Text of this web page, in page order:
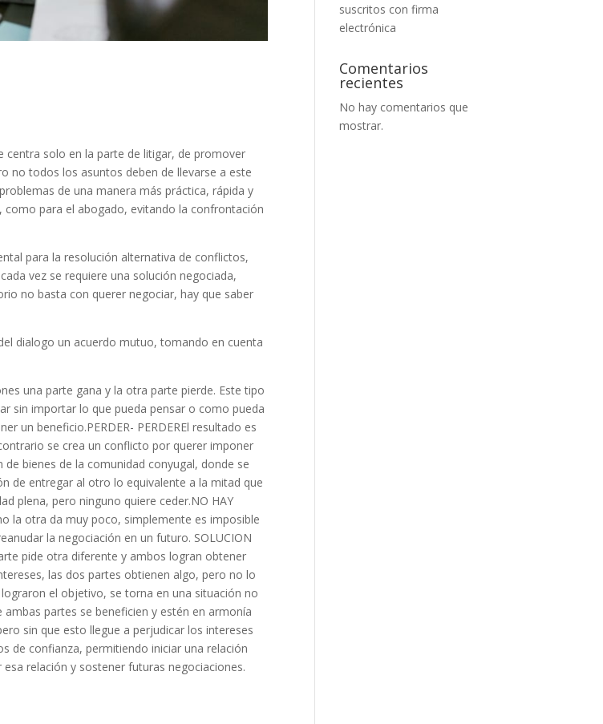
centra solo en la parte de litigar, de promover
no todos los asuntos deben de llevarse a este
de una manera más práctica, rápida y
para el abogado, evitando la confrontación
para la resolución alternativa de conflictos,
vez se requiere una solución negociada,
no basta con querer negociar, hay que saber
dialogo un acuerdo mutuo, tomando en cuenta
una parte gana y la otra parte pierde. Este tipo
sin importar lo que pueda pensar o como pueda
un beneficio.PERDER- PERDEREl resultado es
se crea un conflicto por querer imponer
bienes de la comunidad conyugal, donde se
de entregar al otro lo equivalente a la mitad que
plena, pero ninguno quiere ceder.NO HAY
la otra da muy poco, simplemente es imposible
la negociación en un futuro. SOLUCION
pide otra diferente y ambos logran obtener
las dos partes obtienen algo, pero no lo
el objetivo, se torna en una situación no
ambas partes se beneficien y estén en armonía
sin que esto llegue a perjudicar los intereses
de confianza, permitiendo iniciar una relación
relación y sostener futuras negociaciones.
suscritos con firma
electrónica
Comentarios
recientes
No hay comentarios que
mostrar.